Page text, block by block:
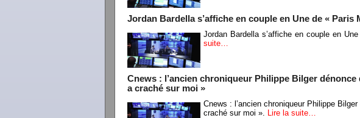
Jordan Bardella s’affiche en couple en Une de «
Jordan Bardella s’affiche en couple en
suite…
Cnews : l’ancien chroniqueur Philippe Bilger dénonce
a craché sur moi »
Cnews : l’ancien chroniqueur Philippe
craché sur moi ».
Lire la suite…